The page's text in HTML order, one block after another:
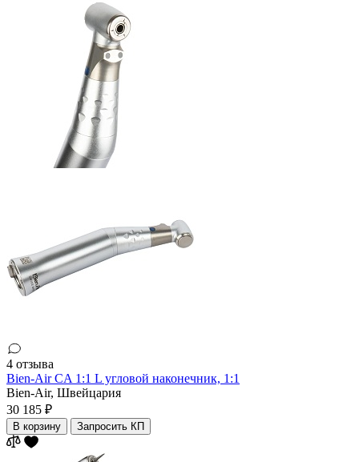
4 отзыва
Bien-Air CA 1:1 L угловой наконечник, 1:1
Bien-Air, Швейцария
30 185 ₽
В корзину Запросить КП